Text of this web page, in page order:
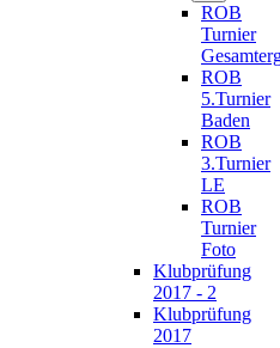
ROB
Turnier
ROB
5.Turnier
Baden
ROB
3.Turnier
LE
ROB
Turnier
Foto
Klubprüfung
2017 - 2
Klubprüfung
2017